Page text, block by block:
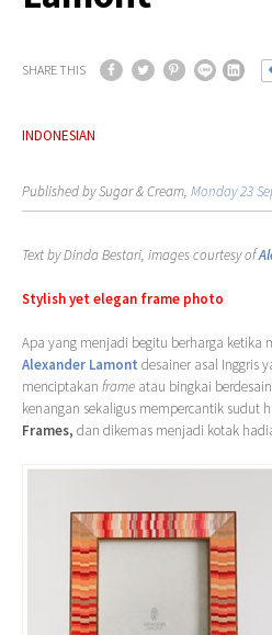
SHARE THIS
INDONESIAN
Published by Sugar & Cream, Monday 23
Text by Dinda Bestari, images courtesy of
Stylish yet elegan frame photo
Apa yang menjadi begitu berharga
Alexander Lamont desainer asal Inggris
menciptakan frame atau bingkai
kenangan sekaligus mempercantik sudut
Frames, dan dikemas menjadi kotak